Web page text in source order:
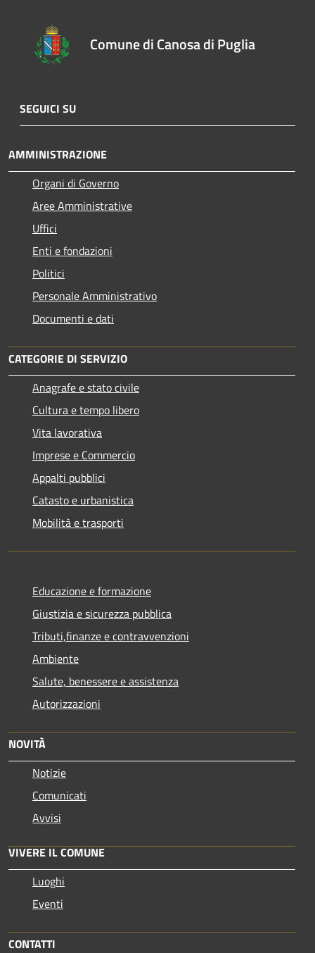
Comune di Canosa di Puglia
SEGUICI SU
AMMINISTRAZIONE
Organi di Governo
Aree Amministrative
Uffici
Enti e fondazioni
Politici
Personale Amministrativo
Documenti e dati
CATEGORIE DI SERVIZIO
Anagrafe e stato civile
Cultura e tempo libero
Vita lavorativa
Imprese e Commercio
Appalti pubblici
Catasto e urbanistica
Mobilità e trasporti
Educazione e formazione
Giustizia e sicurezza pubblica
Tributi,finanze e contravvenzioni
Ambiente
Salute, benessere e assistenza
Autorizzazioni
NOVITÀ
Notizie
Comunicati
Avvisi
VIVERE IL COMUNE
Luoghi
Eventi
CONTATTI